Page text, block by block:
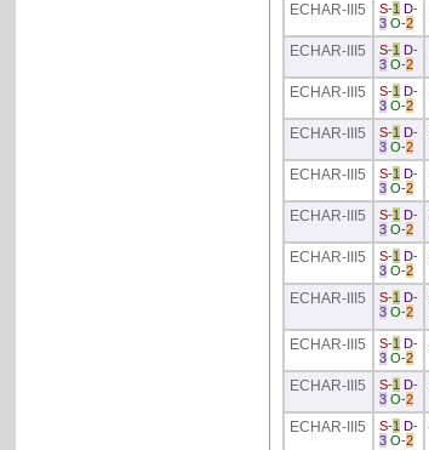
ECHAR-III5 S-1 D-
3 O-2
ECHAR-III5 S-1 D-
3 O-2
ECHAR-III5 S-1 D-
3 O-2
ECHAR-III5 S-1 D-
3 O-2
ECHAR-III5 S-1 D-
3 O-2
ECHAR-III5 S-1 D-
3 O-2
ECHAR-III5 S-1 D-
3 O-2
ECHAR-III5 S-1 D-
3 O-2
ECHAR-III5 S-1 D-
3 O-2
ECHAR-III5 S-1 D-
3 O-2
ECHAR-III5 S-1 D-
3 O-2